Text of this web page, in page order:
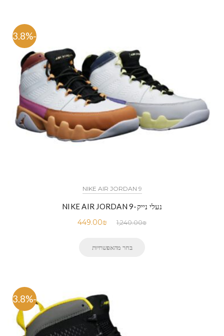
-63.8%
NIKE AIR JORDAN 9
נעלי נייק-NIKE AIR JORDAN 9
1,240.00₪
449.00₪
בחר מהאפשרויות
-63.8%